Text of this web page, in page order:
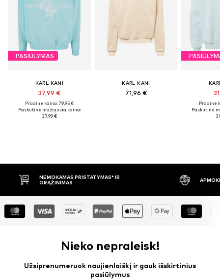
PASIŪLYMAS
KARL KANI
37,99 €
Pradinė kaina: 79,95 €
Paskutinė mažiausia kaina:
37,99 €
KARL KANI
71,96 €
Pradinė
Paskutinė
PRISTATYMAS* IR
APMOKĖJIMAS PRISTAČIUS
Nieko nepraleisk!
Užsiprenumeruok naujienlaiškį ir gauk išskirtinius
pasiūlymus